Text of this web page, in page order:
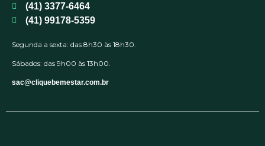
(41) 3377-6464
(41) 99178-5359
Segunda a sexta: das 8h30 às 18h30.
Sábados: das 9h00 às 13h00.
sac@cliquebemestar.com.br